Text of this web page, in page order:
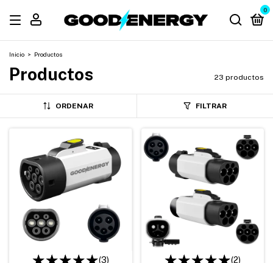
0
Inicio > Productos
Productos 23 productos
ORDENAR FILTRAR
(3) (2)